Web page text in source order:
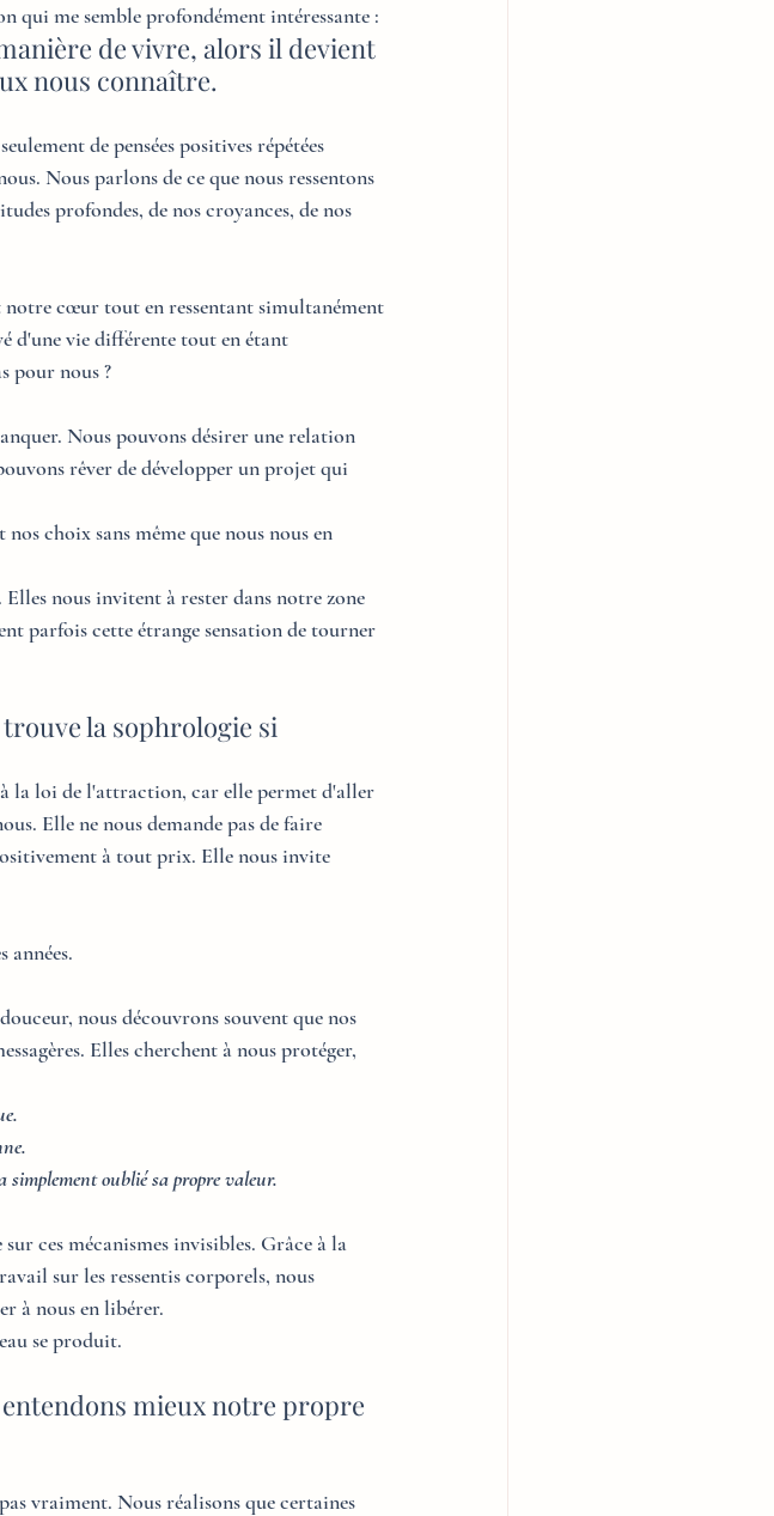
qui me semble profondément intéressante :
de vivre, alors il devient
nous connaître.
de pensées positives répétées
Nous parlons de ce que nous ressentons
profondes, de nos croyances, de nos
notre cœur tout en ressentant simultanément
d'une vie différente tout en étant
pour nous ?
Nous pouvons désirer une relation
rêver de développer un projet qui
choix sans même que nous nous en
nous invitent à rester dans notre zone
parfois cette étrange sensation de tourner
la sophrologie si
la loi de l'attraction, car elle permet d'aller
Elle ne nous demande pas de faire
à tout prix. Elle nous invite
années.
nous découvrons souvent que nos
Elles cherchent à nous protéger,
simplement oublié sa propre valeur.
ces mécanismes invisibles. Grâce à la
sur les ressentis corporels, nous
à nous en libérer.
se produit.
mieux notre propre
vraiment. Nous réalisons que certaines